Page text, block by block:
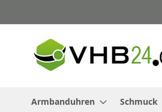
zum
Armbanduhren Schmuck